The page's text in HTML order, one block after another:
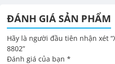
ĐÁNH GIÁ SẢN PHẨM
Hãy là người đầu tiên nhận xét
8802”
Đánh giá của bạn *